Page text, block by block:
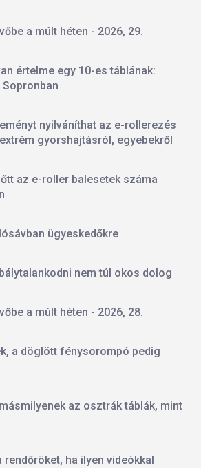
a múlt héten - 2026, 29.
értelme egy 10-es táblának:
nyilváníthat az e-rollerezés
gyorshajtásról, egyebekről
az e-roller balesetek száma
ügyeskedőkre
nem túl okos dolog
a múlt héten - 2026, 28.
a döglött fénysorompó pedig
az osztrák táblák, mint
rendőröket, ha ilyen videókkal